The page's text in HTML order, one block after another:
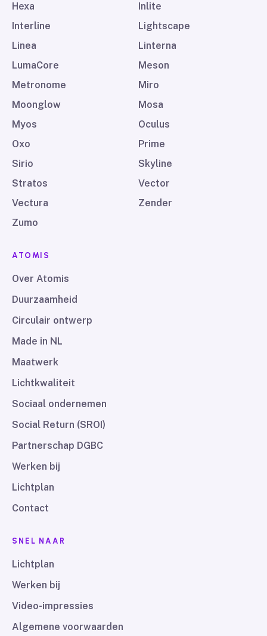
Hexa
Inlite
Interline
Lightscape
Linea
Linterna
LumaCore
Meson
Metronome
Miro
Moonglow
Mosa
Myos
Oculus
Oxo
Prime
Sirio
Skyline
Stratos
Vector
Vectura
Zender
Zumo
ATOMIS
Over Atomis
Duurzaamheid
Circulair ontwerp
Made in NL
Maatwerk
Lichtkwaliteit
Sociaal ondernemen
Social Return (SROI)
Partnerschap DGBC
Werken bij
Lichtplan
Contact
SNEL NAAR
Lichtplan
Werken bij
Video-impressies
Algemene voorwaarden